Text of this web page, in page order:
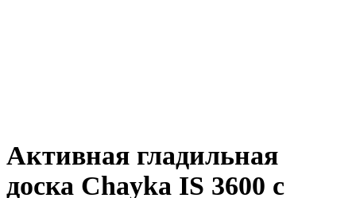
Активная гладильная
доска Chayka IS 3600 с